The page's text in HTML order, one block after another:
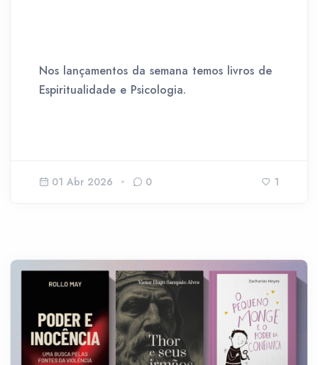
Nos lançamentos da semana temos livros de
Espiritualidade e Psicologia.
01 Abr 2026 0 1